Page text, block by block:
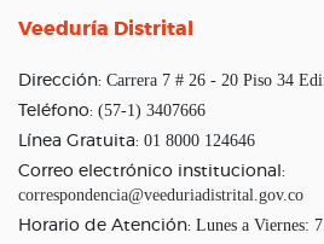
Veeduría Distrital
Dirección: Carrera 7 # 26 - 20 Piso 34
Teléfono: (57-1) 3407666
Línea Gratuita: 01 8000 124646
Correo electrónico institucional:
correspondencia@veeduriadistrital.gov.co
Horario de Atención: Lunes a Viernes: